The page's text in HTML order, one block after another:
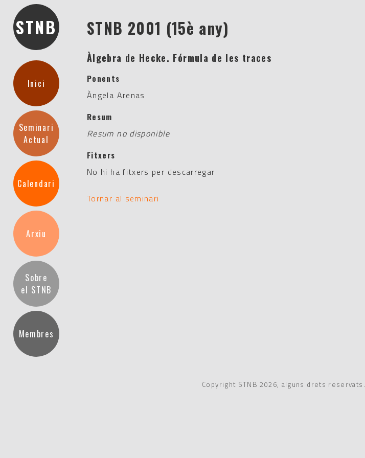
STNB
Inici
Seminari
Actual
Calendari
Arxiu
Sobre
el STNB
Membres
STNB 2001 (15è any)
Àlgebra de Hecke. Fórmula de les traces
Ponents
Àngela Arenas
Resum
Resum no disponible
Fitxers
No hi ha fitxers per descarregar
Tornar al seminari
Copyright STNB 2026, alguns drets reservats.